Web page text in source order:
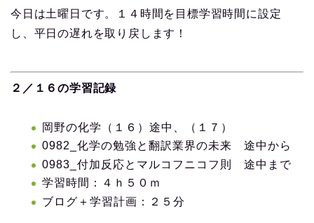
今日は土曜日です。１４時間を目標学習時間に設定
し、平日の遅れを取り戻します！
２／１６の学習記録
岡野の化学（１６）途中、（１７）
0982_化学の勉強と翻訳業界の未来 途中から
0983_付加反応とマルコフニコフ則 途中まで
学習時間：４ｈ５０ｍ
ブログ＋学習計画：２５分